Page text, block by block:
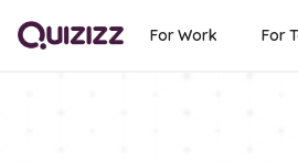
For Work For